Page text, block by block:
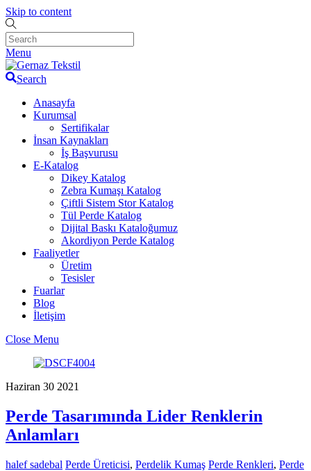
Skip to content
Menu
Search
Anasayfa
Kurumsal
Sertifikalar
İnsan Kaynakları
İş Başvurusu
E-Katalog
Dikey Katalog
Zebra Kumaşı Katalog
Çiftli Sistem Stor Katalog
Tül Perde Katalog
Dijital Baskı Kataloğumuz
Akordiyon Perde Katalog
Faaliyetler
Üretim
Tesisler
Fuarlar
Blog
İletişim
Close Menu
Haziran 30 2021
Perde Tasarımında Lider Renklerin
Anlamları
halef sadebal Perde Üreticisi, Perdelik Kumaş Perde Renkleri, Perde